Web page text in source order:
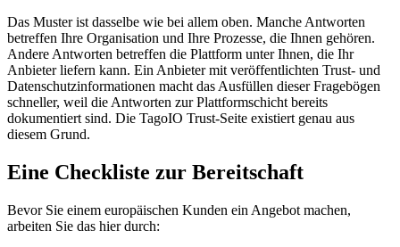
Das Muster ist dasselbe wie bei allem oben. Manche Antworten
betreffen Ihre Organisation und Ihre Prozesse, die Ihnen gehören.
Andere Antworten betreffen die Plattform unter Ihnen, die Ihr
Anbieter liefern kann. Ein Anbieter mit veröffentlichten Trust- und
Datenschutzinformationen macht das Ausfüllen dieser Fragebögen
schneller, weil die Antworten zur Plattformschicht bereits
dokumentiert sind. Die TagoIO Trust-Seite existiert genau aus
diesem Grund.
Eine Checkliste zur Bereitschaft
Bevor Sie einem europäischen Kunden ein Angebot machen,
arbeiten Sie das hier durch: